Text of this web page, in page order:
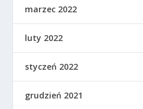
marzec 2022
luty 2022
styczeń 2022
grudzień 2021